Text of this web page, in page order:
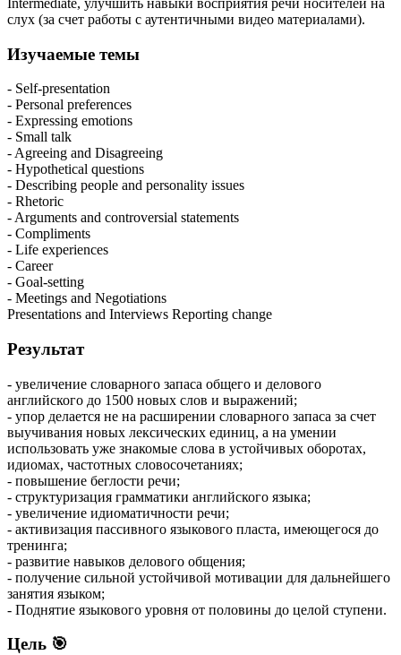
слух (за счет работы с аутентичными видео материалами).
Изучаемые темы
- Self-presentation
- Personal preferences
- Expressing emotions
- Small talk
- Agreeing and Disagreeing
- Hypothetical questions
- Describing people and personality issues
- Rhetoric
- Arguments and controversial statements
- Compliments
- Life experiences
- Career
- Goal-setting
- Meetings and Negotiations
Presentations and Interviews Reporting change
Результат
- увеличение словарного запаса общего и делового
английского до 1500 новых слов и выражений;
- упор делается не на расширении словарного запаса за счет
выучивания новых лексических единиц, а на умении
использовать уже знакомые слова в устойчивых оборотах,
идиомах, частотных словосочетаниях;
- повышение беглости речи;
- структуризация грамматики английского языка;
- увеличение идиоматичности речи;
- активизация пассивного языкового пласта, имеющегося до
тренинга;
- развитие навыков делового общения;
- получение сильной устойчивой мотивации для дальнейшего
занятия языком;
- Поднятие языкового уровня от половины до целой ступени.
Цель 🎯